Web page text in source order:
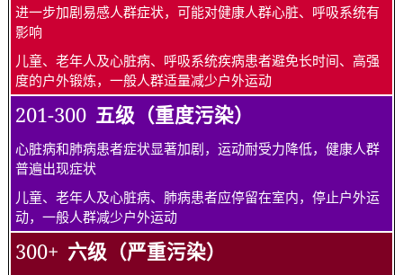
进一步加剧易感人群症状，可能对健康人群心脏、呼吸系统有
影响
儿童、老年人及心脏病、呼吸系统疾病患者避免长时间、高强
度的户外锻炼，一般人群适量减少户外运动
201-300 五级（重度污染）
心脏病和肺病患者症状显著加剧，运动耐受力降低，健康人群
普遍出现症状
儿童、老年人及心脏病、肺病患者应停留在室内，停止户外运
动，一般人群减少户外运动
300+ 六级（严重污染）